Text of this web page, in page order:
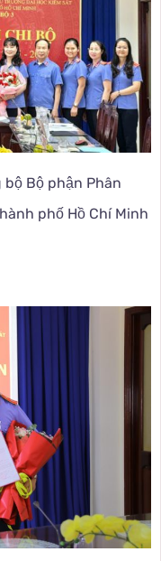
Bộ phận Phân
phố Hồ Chí Minh